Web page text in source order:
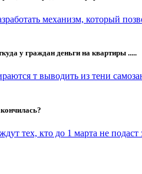
механизм, который
у граждан деньги на квартиры .....
т выводить из тени
тех, кто до 1 марта не подаст